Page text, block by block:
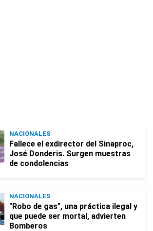
NACIONALES
Fallece el exdirector del Sinaproc,
José Donderis. Surgen muestras
de condolencias
NACIONALES
"Robo de gas", una práctica ilegal y
que puede ser mortal, advierten
Bomberos